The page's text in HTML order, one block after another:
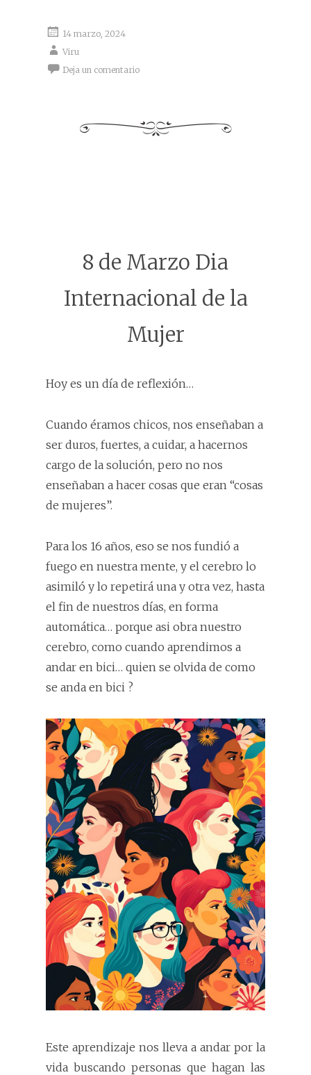
14 marzo, 2024
Viru
Deja un comentario
8 de Marzo Dia
Internacional de la
Mujer
Hoy es un día de reflexión…
Cuando éramos chicos, nos enseñaban a
ser duros, fuertes, a cuidar, a hacernos
cargo de la solución, pero no nos
enseñaban a hacer cosas que eran “cosas
de mujeres”.
Para los 16 años, eso se nos fundió a
fuego en nuestra mente, y el cerebro lo
asimiló y lo repetirá una y otra vez, hasta
el fin de nuestros días, en forma
automática… porque asi obra nuestro
cerebro, como cuando aprendimos a
andar en bici… quien se olvida de como
se anda en bici ?
Este aprendizaje nos lleva a andar por la
vida buscando personas que hagan las